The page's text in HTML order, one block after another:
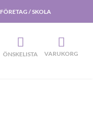
FÖRETAG / SKOLA
ÖNSKELISTA VARUKORG